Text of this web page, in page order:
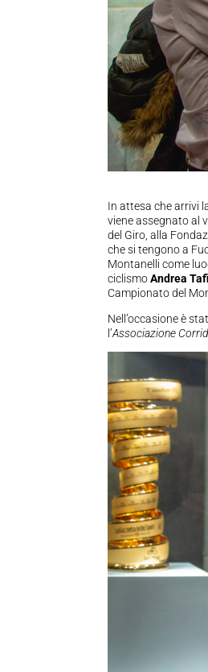
In attesa che arrivi
viene assegnato al
del Giro, alla
che si tengono a
Montanelli come
ciclismoAndrea Tafi
Campionato del
Nell’occasione è
l’Associazione